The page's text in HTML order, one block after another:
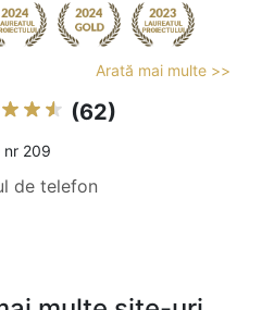
Arată mai multe >>
(62)
nr 209
de telefon